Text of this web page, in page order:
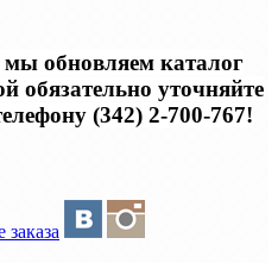
обновляем каталог
обязательно уточняйте
(342) 2-700-767!